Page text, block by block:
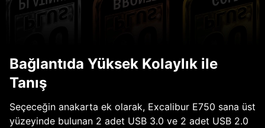
Bağlantıda Yüksek Kolaylık ile
Tanış
Seçeceğin anakarta ek olarak, Excalibur E750 sana üst
yüzeyinde bulunan 2 adet USB 3.0 ve 2 adet USB 2.0